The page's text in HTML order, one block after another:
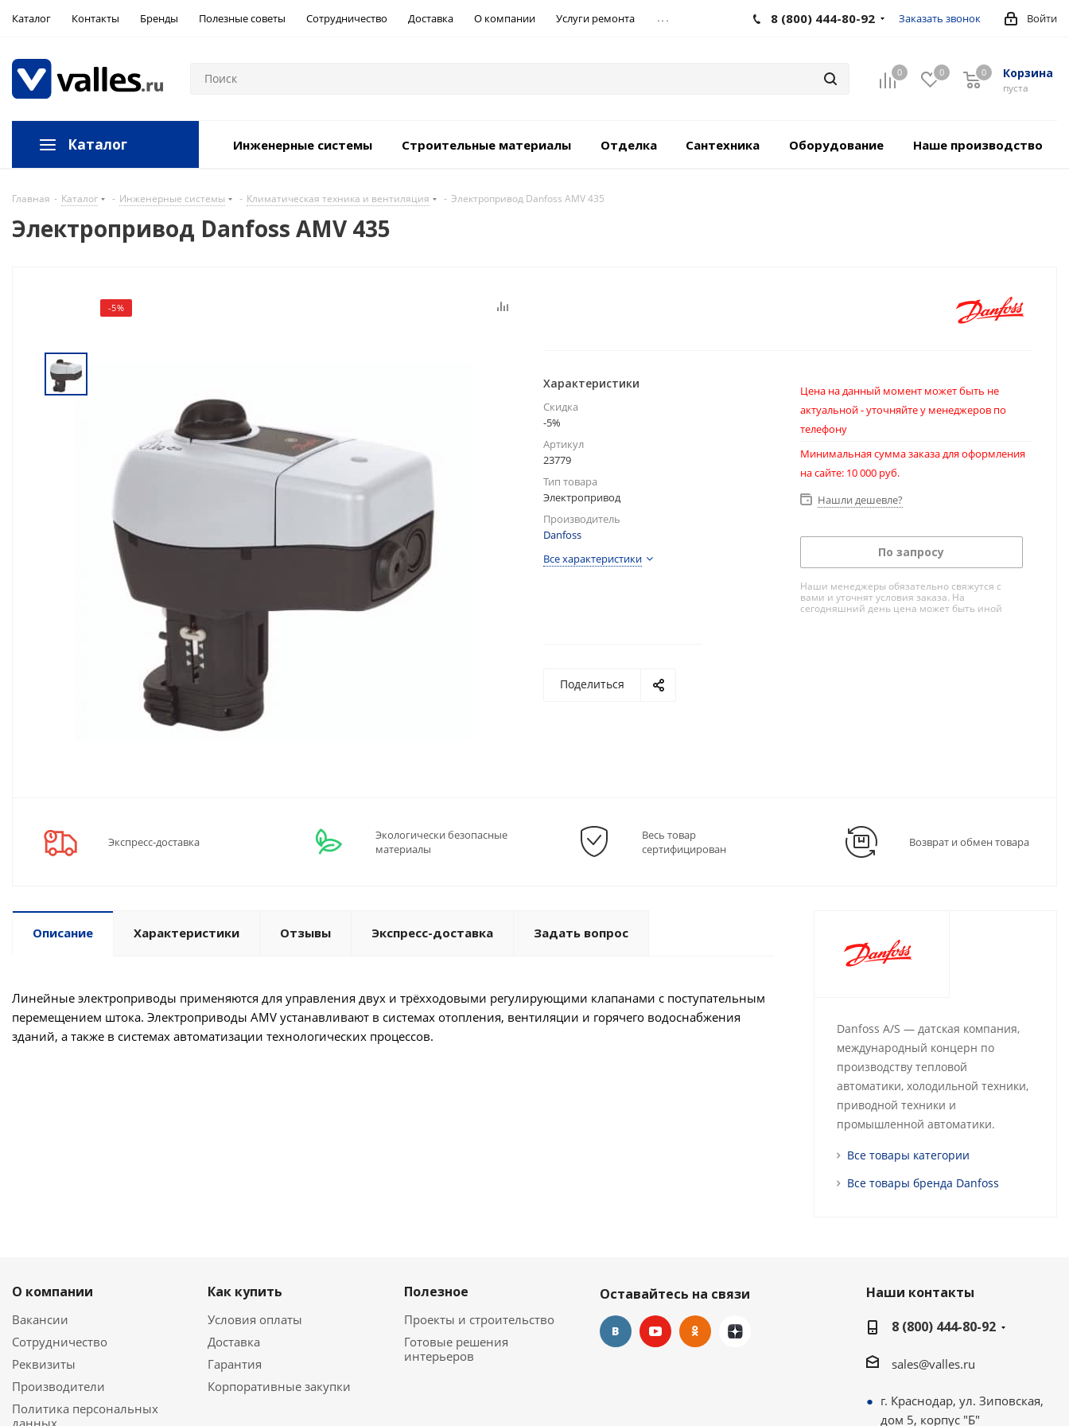
Каталог Контакты Бренды Полезные советы Сотрудничество Доставка О компании Услуги ремонта ... Войти
8 (800) 444-80-92 Заказать звонок
0 0 Корзина
пуста
0
Каталог Инженерные системы Строительные материалы Отделка Сантехника Оборудование Наше производство
Главная - Каталог - Инженерные системы - Климатическая техника и вентиляция - Электропривод Danfoss AMV 435
Электропривод Danfoss AMV 435
-5%
Характеристики
Скидка
-5%
Артикул
23779
Тип товара
Электропривод
Производитель
Danfoss
Все характеристики
Цена на данный момент может быть не
актуальной - уточняйте у менеджеров по
телефону
Минимальная сумма заказа для оформления
на сайте: 10 000 руб.
Нашли дешевле?
По запросу
Наши менеджеры обязательно свяжутся с
вами и уточнят условия заказа. На
сегодняшний день цена может быть иной
Поделиться
Экспресс-доставка
Экологически безопасные
материалы
Весь товар
сертифицирован
Возврат и обмен товара
Описание Характеристики Отзывы Экспресс-доставка Задать вопрос
Линейные электроприводы применяются для управления двух и трёхходовыми регулирующими клапанами с поступательным
перемещением штока. Электроприводы AMV устанавливают в системах отопления, вентиляции и горячего водоснабжения
зданий, а также в системах автоматизации технологических процессов.
Danfoss A/S — датская компания,
международный концерн по
производству тепловой
автоматики, холодильной техники,
приводной техники и
промышленной автоматики.
Все товары категории
Все товары бренда Danfoss
О компании
Вакансии
Сотрудничество
Реквизиты
Производители
Политика персональных
Как купить
Условия оплаты
Доставка
Гарантия
Корпоративные закупки
Полезное
Проекты и строительство
Готовые решения
интерьеров
Оставайтесь на связи
Наши контакты
8 (800) 444-80-92
sales@valles.ru
г. Краснодар, ул. Зиповская,
дом 5, корпус "Б"